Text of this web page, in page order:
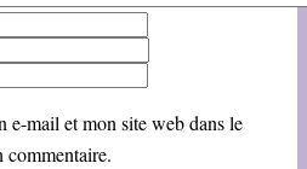
e-mail et mon site web dans le